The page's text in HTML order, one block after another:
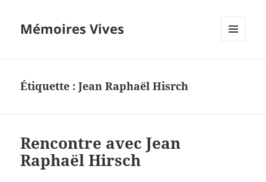
Mémoires Vives
Étiquette :Jean Raphaël Hisrch
Rencontre avec Jean
Raphaël Hirsch